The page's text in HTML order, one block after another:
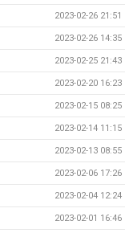
2023-02-26 21:51
2023-02-26 14:35
2023-02-25 21:43
2023-02-20 16:23
2023-02-15 08:25
2023-02-14 11:15
2023-02-13 08:55
2023-02-06 17:26
2023-02-04 12:24
2023-02-01 16:46